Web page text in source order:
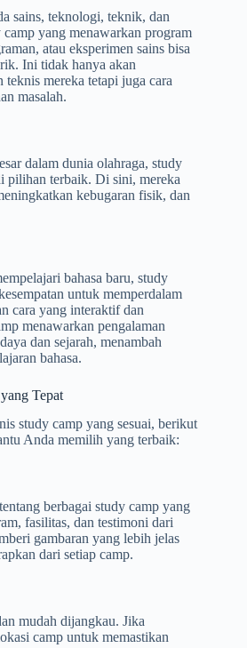
sains, teknologi, teknik, dan
yang menawarkan program
atau eksperimen sains bisa
Ini tidak hanya akan
mereka tetapi juga cara
masalah.
dalam dunia olahraga, study
pilihan terbaik. Di sini, mereka
kebugaran fisik, dan
bahasa baru, study
untuk memperdalam
cara yang interaktif dan
menawarkan pengalaman
dan sejarah, menambah
bahasa.
Tepat
study camp yang sesuai, berikut
Anda memilih yang terbaik:
berbagai study camp yang
fasilitas, dan testimoni dari
gambaran yang lebih jelas
dari setiap camp.
mudah dijangkau. Jika
camp untuk memastikan